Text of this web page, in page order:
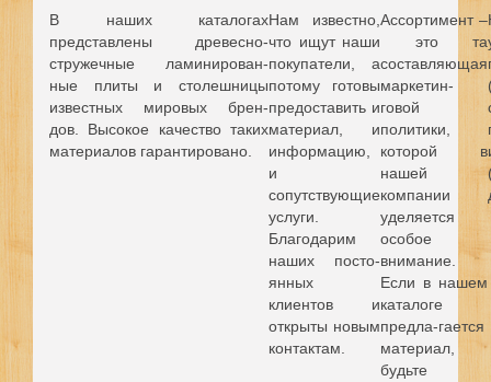
В наших каталогах
представлены древесно-
стружечные ламинирован-
ные плиты и столешницы
известных мировых брен-
дов. Высокое качество таких
материалов гарантировано.
Нам известно,
что ищут наши
покупатели, а
потому готовы
предоставить и
материал, и
информацию,
и
сопутствующие
услуги.
Благодарим
наших посто-
янных
клиентов и
открыты новым
контактам.
Ассортимент –
это та
составляющая
маркетин-
говой
политики,
которой в
нашей
компании
уделяется
особое
внимание.
Если в нашем
каталоге
предла-гается
материал,
будьте